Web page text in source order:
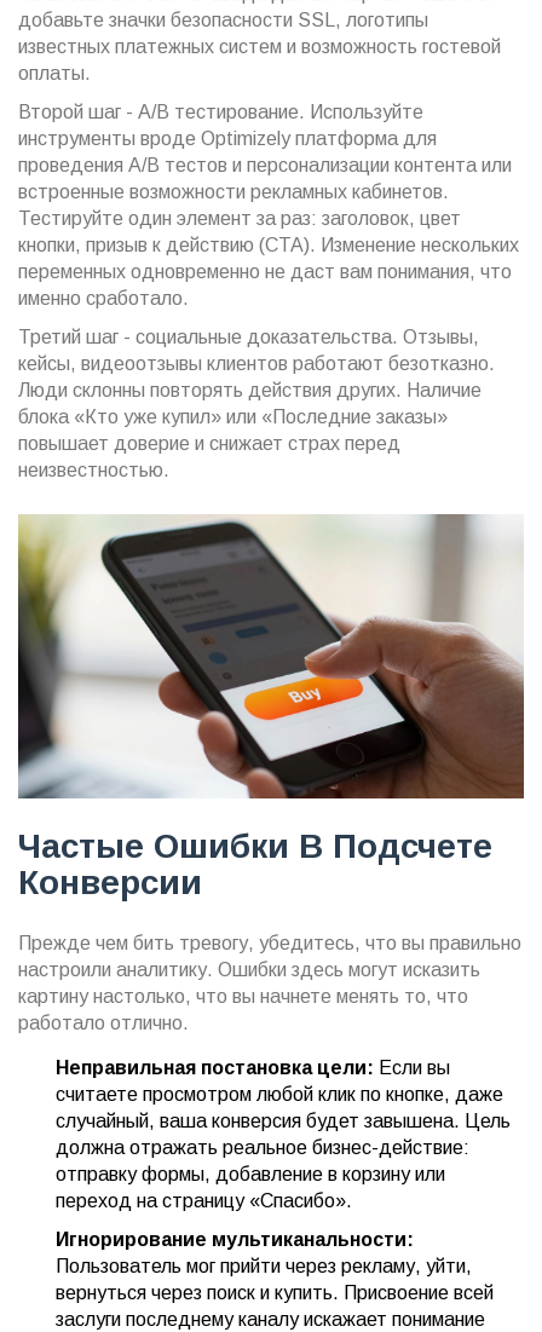
добавьте значки безопасности SSL, логотипы
известных платежных систем и возможность гостевой
оплаты.
Второй шаг - A/B тестирование. Используйте
инструменты вроде Optimizely платформа для
проведения A/B тестов и персонализации контента или
встроенные возможности рекламных кабинетов.
Тестируйте один элемент за раз: заголовок, цвет
кнопки, призыв к действию (CTA). Изменение нескольких
переменных одновременно не даст вам понимания, что
именно сработало.
Третий шаг - социальные доказательства. Отзывы,
кейсы, видеоотзывы клиентов работают безотказно.
Люди склонны повторять действия других. Наличие
блока «Кто уже купил» или «Последние заказы»
повышает доверие и снижает страх перед
неизвестностью.
Частые Ошибки В Подсчете
Конверсии
Прежде чем бить тревогу, убедитесь, что вы правильно
настроили аналитику. Ошибки здесь могут исказить
картину настолько, что вы начнете менять то, что
работало отлично.
Неправильная постановка цели: Если вы
считаете просмотром любой клик по кнопке, даже
случайный, ваша конверсия будет завышена. Цель
должна отражать реальное бизнес-действие:
отправку формы, добавление в корзину или
переход на страницу «Спасибо».
Игнорирование мультиканальности:
Пользователь мог прийти через рекламу, уйти,
вернуться через поиск и купить. Присвоение всей
заслуги последнему каналу искажает понимание